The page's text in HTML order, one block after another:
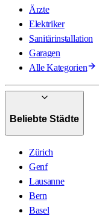
Ärzte
Elektriker
Sanitärinstallation
Garagen
Alle Kategorien
Beliebte Städte
Zürich
Genf
Lausanne
Bern
Basel